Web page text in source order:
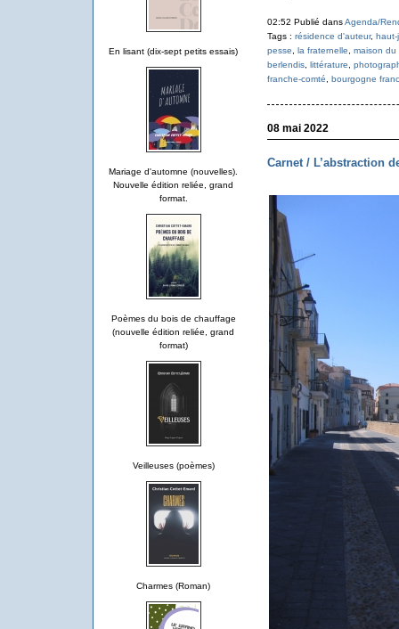
En lisant (dix-sept petits essais)
Mariage d'automne (nouvelles).
Nouvelle édition reliée, grand
format.
Poèmes du bois de chauffage
(nouvelle édition reliée, grand
format)
Veilleuses (poèmes)
Charmes (Roman)
02:52 Publié dansAgenda/
Tags : résidence d'auteur, haut-
pesse, la fraternelle, maison du
berlendis, littérature,
franche-comté, bourgogne
08 mai 2022
Carnet / L’abstraction